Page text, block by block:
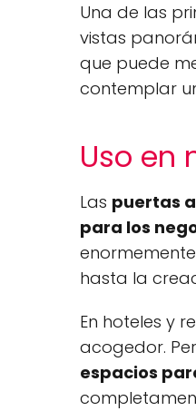
Una de las
vistas
que puede
contemplar
Uso en
Las puertas
para los
hasta la
En hoteles y
acogedor.
espacios